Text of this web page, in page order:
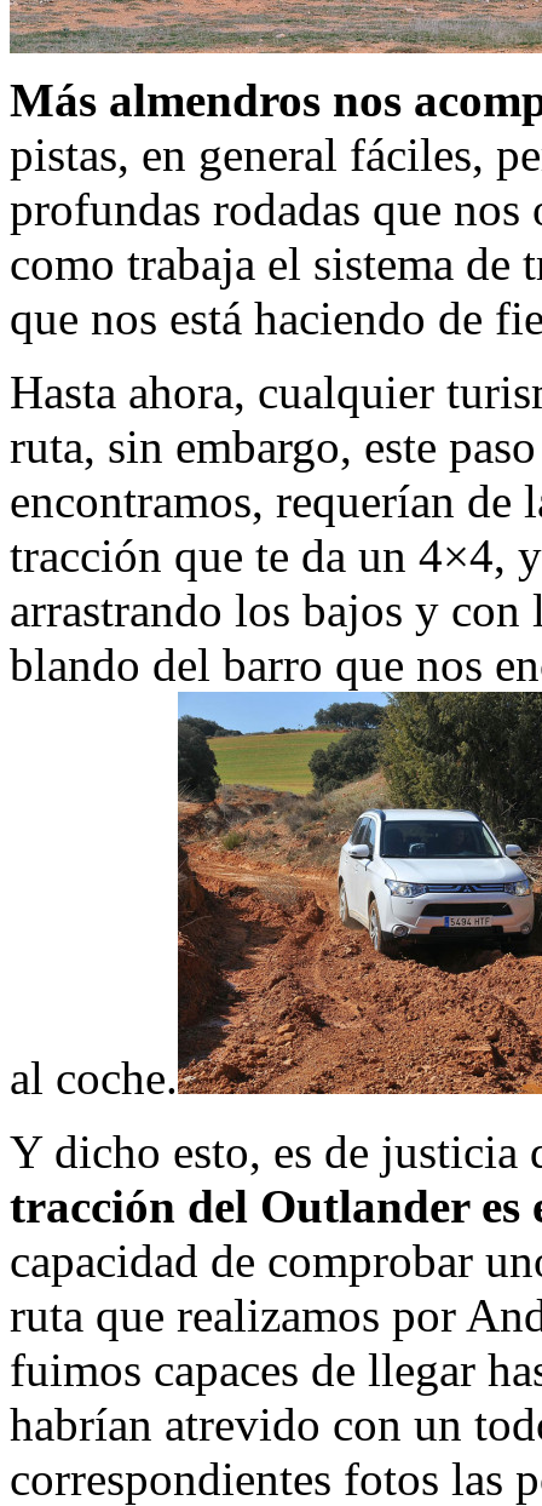
Más almendros nos
pistas, en general fáciles,
profundas rodadas que
como trabaja el sistema
que nos está haciendo de
Hasta ahora, cualquier
ruta, sin embargo, este
encontramos, requerían de
tracción que te da un 4×4,
arrastrando los bajos y
blando del barro que nos
al coche.
Y dicho esto, es de justicia
tracción del Outlander es
capacidad de comprobar
ruta que realizamos por
fuimos capaces de llegar
habrían atrevido con un
correspondientes fotos las